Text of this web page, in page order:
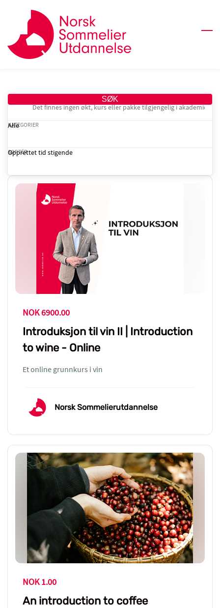
KATEGORIER
Alle
SORTÉR
Opprettet tid stigende
SØK
NOK 6900.00
Introduksjon til vin II | Introduction
to wine - Online
Et online grunnkurs i vin
Norsk Sommelierutdannelse
NOK 1.00
An introduction to coffee